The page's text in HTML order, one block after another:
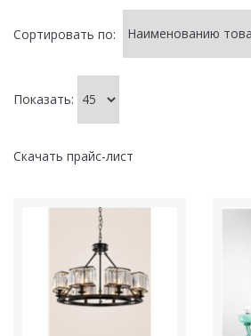
Сортировать по:
Показать:
Скачать прайс-лист